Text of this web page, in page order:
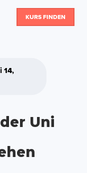
KURS FINDEN
14,
Uni